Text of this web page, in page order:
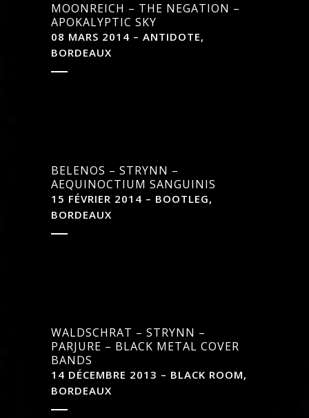
MOONREICH – THE NEGATION –
APOKALYPTIC SKY
08 MARS 2014 – ANTIDOTE,
BORDEAUX
BELENOS – STRYNN –
AEQUINOCTIUM SANGUINIS
15 FÉVRIER 2014 – BOOTLEG,
BORDEAUX
WALDSCHRAT – STRYNN –
PARJURE – BLACK METAL COVER
BANDS
14 DÉCEMBRE 2013 – BLACK ROOM,
BORDEAUX